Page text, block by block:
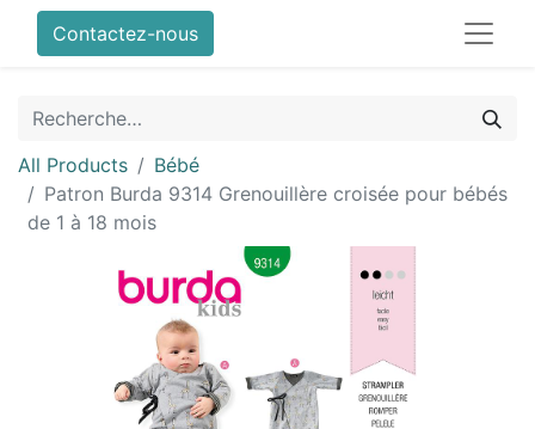
Contactez-nous
All Products
Bébé
Patron Burda 9314 Grenouillère croisée pour bébés
de 1 à 18 mois